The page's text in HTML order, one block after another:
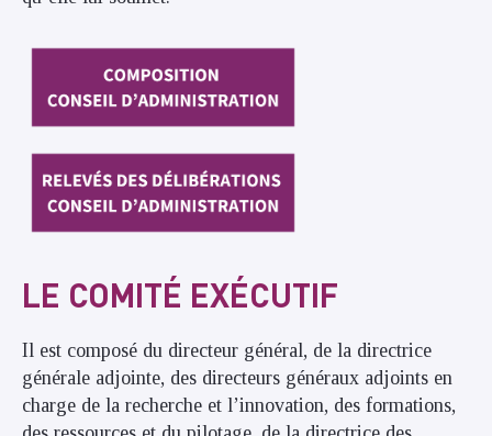
LE COMITÉ EXÉCUTIF
Il est composé du directeur général, de la directrice
générale adjointe, des directeurs généraux adjoints en
charge de la recherche et l’innovation, des formations,